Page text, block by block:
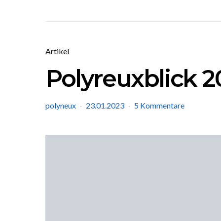
Artikel
Polyreuxblick
polyneux 23.01.2023 5 Kommentare